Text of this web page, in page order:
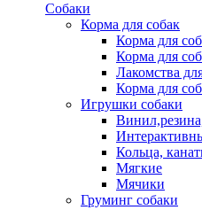
Собаки
Корма для собак
Корма для
Корма для
Лакомства
Корма для
Игрушки собаки
Кольца,
Мягкие
Мячики
Груминг собаки